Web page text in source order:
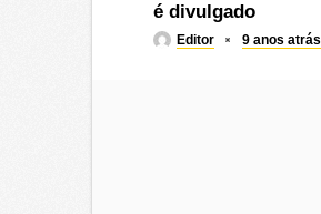
é divulgado
Editor 9 anos atrás